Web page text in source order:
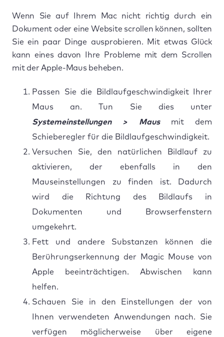
Wenn Sie auf Ihrem Mac nicht richtig durch ein
Dokument oder eine Website scrollen können, sollten
Sie ein paar Dinge ausprobieren. Mit etwas Glück
kann eines davon Ihre Probleme mit dem Scrollen
mit der Apple-Maus beheben.
Passen Sie die Bildlaufgeschwindigkeit Ihrer
Maus an. Tun Sie dies unter
Systemeinstellungen > Mausmit dem
Schieberegler für die Bildlaufgeschwindigkeit.
Versuchen Sie, den natürlichen Bildlauf zu
aktivieren, der ebenfalls in den
Mauseinstellungen zu finden ist. Dadurch
wird die Richtung des Bildlaufs in
Dokumenten und Browserfenstern
umgekehrt.
Fett und andere Substanzen können die
Berührungserkennung der Magic Mouse von
Apple beeinträchtigen. Abwischen kann
helfen.
Schauen Sie in den Einstellungen der von
Ihnen verwendeten Anwendungen nach. Sie
verfügen möglicherweise über eigene